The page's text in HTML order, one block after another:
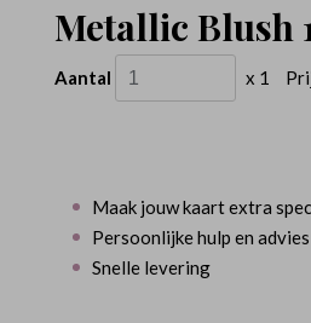
Metallic Blush
Aantal x 1
Maak jouw kaart extra
Persoonlijke hulp en advies
Snelle levering